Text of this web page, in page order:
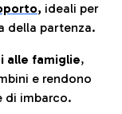
, ideali per
della partenza.
alle famiglie,
e rendono
di imbarco.